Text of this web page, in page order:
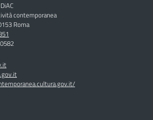
contemporanea
Roma